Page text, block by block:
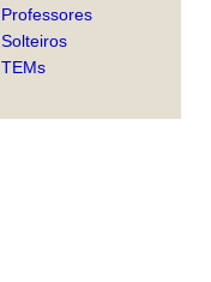
Professores
Solteiros
TEMs